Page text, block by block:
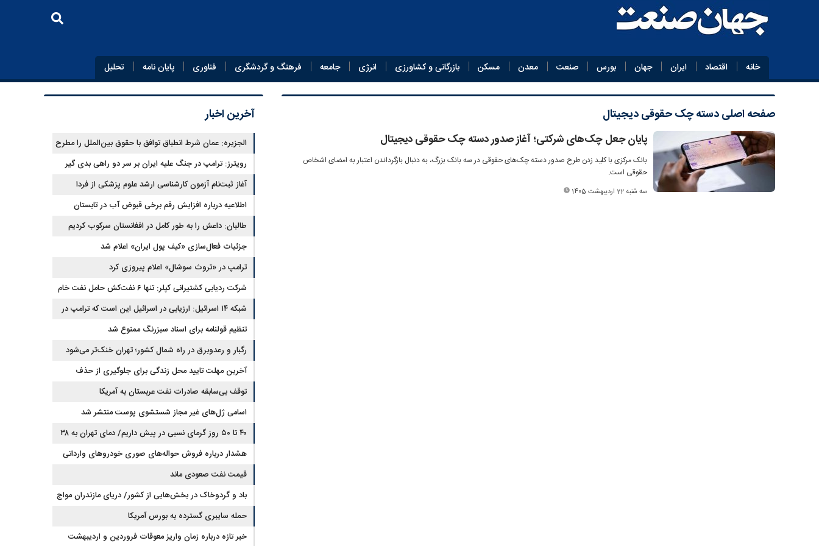
خانه اقتصاد ایران جهان بورس صنعت معدن مسکن بازرگانی و کشاورزی انرژی جامعه فرهنگ و گردشگری فناوری پایان‌ نامه تحلیل
صفحه اصلیدسته چک حقوقی دیجیتال
پایان جعل چک‌های شرکتی؛ آغاز صدور دسته چک حقوقی دیجیتال
بانک مرکزی با کلید زدن طرح صدور دسته چک‌های حقوقی در سه بانک بزرگ، به دنبال بازگرداندن اعتبار به امضای اشخاص
حقوقی است.
سه شنبه 22 اردیبهشت 1405
آخرین اخبار
الجزیره: عمان شرط انطباق توافق با حقوق بین‌الملل را مطرح
کرد و ایران پذیرفت
رویترز: ترامپ در جنگ علیه ایران بر سر دو راهی بدی گیر
افتاده است
آغاز ثبت‌نام‌ آزمون کارشناسی ارشد علوم پزشکی از فردا
اطلاعیه درباره افزایش رقم برخی قبوض آب در تابستان
طالبان: داعش را به طور کامل در افغانستان سرکوب کردیم
جزئیات فعال‌سازی «کیف پول ایران» اعلام شد
ترامپ در «تروث سوشال» اعلام پیروزی کرد
شرکت ردیابی کشتیرانی کپلر: تنها ۶ نفت‌کش حامل نفت خام
این هفته از تنگه هرمز خارج شدند
شبکه ۱۴ اسرائیل: ارزیابی در اسرائیل این است که ترامپ در
مسیر توافق با ایران قرار دارد
تنظیم قولنامه برای اسناد سبزرنگ ممنوع شد
رگبار و رعدوبرق در راه شمال کشور؛ تهران خنک‌تر می‌شود
آخرین مهلت تایید محل زندگی برای جلوگیری از حذف
کالابرگ اعلام شد
توقف بی‌سابقه صادرات نفت عربستان به آمریکا
اسامی ژل‌های غیر مجاز شستشوی پوست منتشر شد
۴۰ تا ۵۰ روز گرمای نسبی در پیش داریم/ دمای تهران به ۳۸
درجه می‌رسد
هشدار درباره فروش حواله‌های صوری خودروهای وارداتی
قیمت نفت صعودی ماند
باد و گردوخاک در بخش‌هایی از کشور/ دریای مازندران مواج
است
حمله سایبری گسترده به بورس آمریکا
خبر تازه درباره زمان واریز معوقات فروردین و اردیبهشت